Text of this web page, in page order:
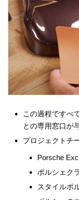
この過程ですべ
との専用窓口が
プロジェクトチ
Porsche
ポルシェク
スタイルポ